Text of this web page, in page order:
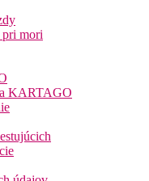
terasou
sála
2 bazény
s ležadlami a
mori
KARTAGO